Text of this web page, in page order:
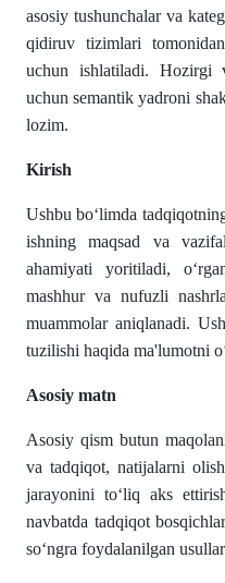
asosiy tushunchalar va
qidiruv tizimlari
uchun ishlatiladi. Hozirgi
uchun semantik yadroni
lozim.
Kirish
Ushbu boʻlimda
ishning maqsad va
ahamiyati yoritiladi,
mashhur va nufuzli
muammolar aniqlanadi.
tuzilishi haqida ma'lumotni
Asosiy matn
Asosiy qism butun
va tadqiqot, natijalarni
jarayonini toʻliq aks
navbatda tadqiqot
soʻngra foydalanilgan